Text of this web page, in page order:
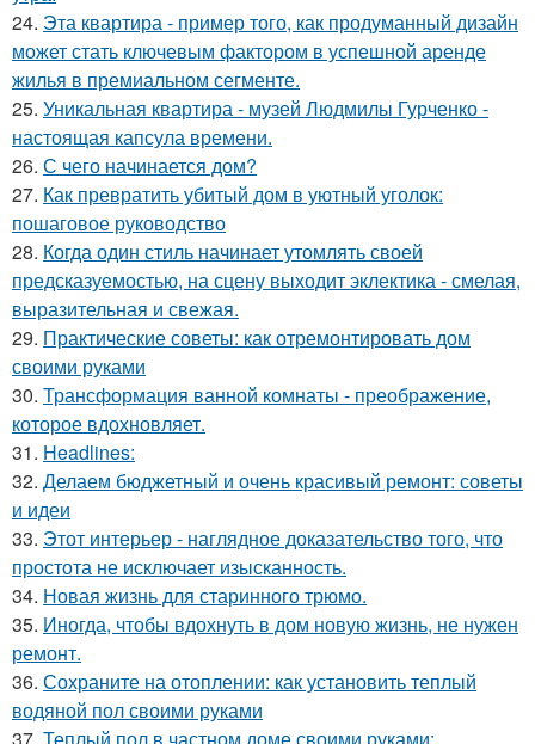
24. Эта квартира - пример того, как продуманный дизайн
может стать ключевым фактором в успешной аренде
жилья в премиальном сегменте.
25. Уникальная квартира - музей Людмилы Гурченко -
настоящая капсула времени.
26. С чего начинается дом?
27. Как превратить убитый дом в уютный уголок:
пошаговое руководство
28. Когда один стиль начинает утомлять своей
предсказуемостью, на сцену выходит эклектика - смелая,
выразительная и свежая.
29. Практические советы: как отремонтировать дом
своими руками
30. Трансформация ванной комнаты - преображение,
которое вдохновляет.
31. Headlines:
32. Делаем бюджетный и очень красивый ремонт: советы
и идеи
33. Этот интерьер - наглядное доказательство того, что
простота не исключает изысканность.
34. Новая жизнь для старинного трюмо.
35. Иногда, чтобы вдохнуть в дом новую жизнь, не нужен
ремонт.
36. Сохраните на отоплении: как установить теплый
водяной пол своими руками
37. Теплый пол в частном доме своими руками: